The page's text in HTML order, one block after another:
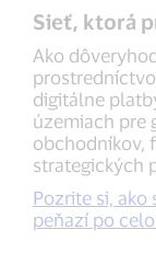
Sieť, ktorá
Ako
digitálne
územiach pre
obchodníkov,
strategických
Pozrite si,
peňazí po